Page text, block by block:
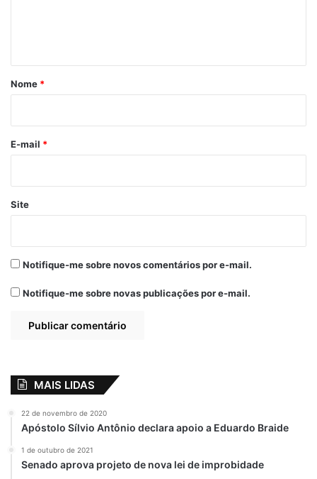
r
*
Nome *
E-mail *
Site
Notifique-me sobre novos comentários por e-mail.
Notifique-me sobre novas publicações por e-mail.
MAIS LIDAS
22 de novembro de 2020
Apóstolo Sílvio Antônio declara apoio a Eduardo Braide
1 de outubro de 2021
Senado aprova projeto de nova lei de improbidade